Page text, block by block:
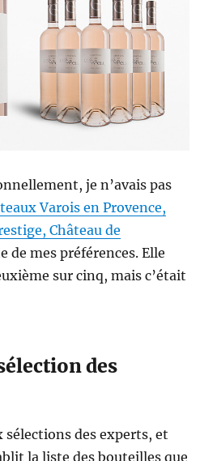
je n’avais pas
Varois en Provence,
Château de
de mes préférences. Elle
sur cinq, mais c’était
des
sélections des experts, et
la liste des bouteilles que